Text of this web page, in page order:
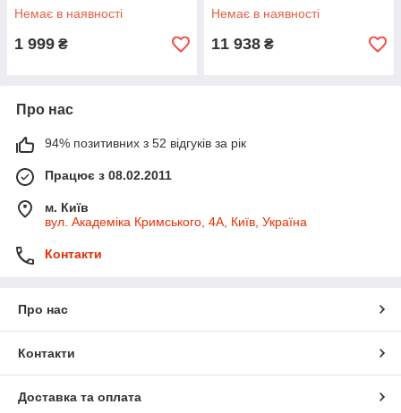
Немає в наявності
1 999 ₴
Немає в наявності
11 938 ₴
Про нас
94% позитивних з 52 відгуків за рік
Працює з 08.02.2011
м. Київ
вул. Академіка Кримського, 4А, Київ, Україна
Контакти
Про нас
Контакти
Доставка та оплата